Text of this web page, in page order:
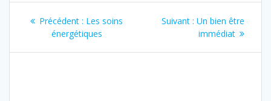
Navigation
Précédent : Article
précédent
Les soins
énergétiques
Suivant : Article
suivant
Un bien être
immédiat